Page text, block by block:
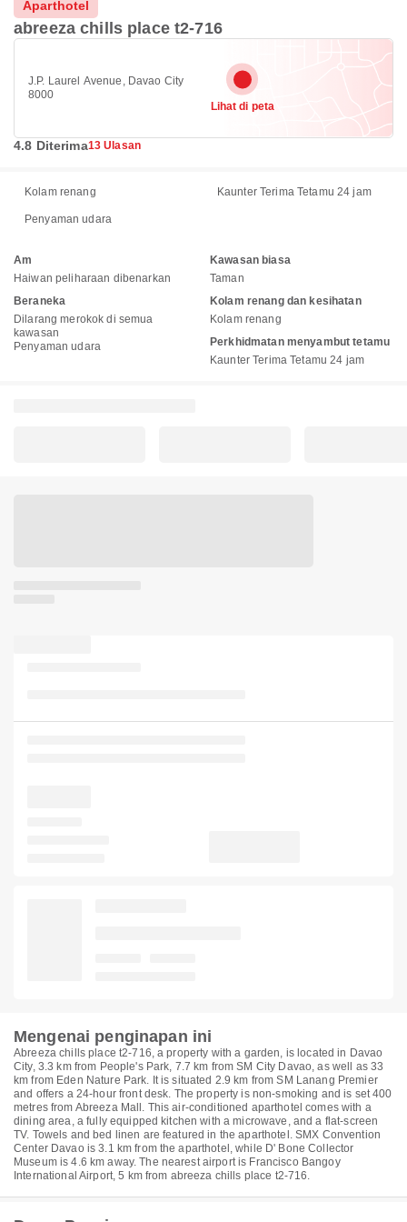
Aparthotel
abreeza chills place t2-716
J.P. Laurel Avenue, Davao City
8000
Lihat di peta
4.8 Diterima13 Ulasan
Kolam renang Kaunter Terima Tetamu 24 jam
Penyaman udara
Am
Haiwan peliharaan dibenarkan
Beraneka
Dilarang merokok di semua
kawasan
Penyaman udara
Kawasan biasa
Taman
Kolam renang dan kesihatan
Kolam renang
Perkhidmatan menyambut tetamu
Kaunter Terima Tetamu 24 jam
Mengenai penginapan ini
Abreeza chills place t2-716, a property with a garden, is located in Davao
City, 3.3 km from People's Park, 7.7 km from SM City Davao, as well as 33
km from Eden Nature Park. It is situated 2.9 km from SM Lanang Premier
and offers a 24-hour front desk. The property is non-smoking and is set 400
metres from Abreeza Mall. This air-conditioned aparthotel comes with a
dining area, a fully equipped kitchen with a microwave, and a flat-screen
TV. Towels and bed linen are featured in the aparthotel. SMX Convention
Center Davao is 3.1 km from the aparthotel, while D' Bone Collector
Museum is 4.6 km away. The nearest airport is Francisco Bangoy
International Airport, 5 km from abreeza chills place t2-716.